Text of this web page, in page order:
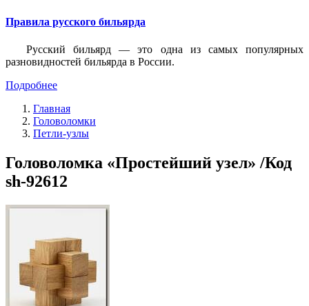
Правила русского бильярда
Русский бильярд — это одна из самых популярных
разновидностей бильярда в России.
Подробнее
Главная
Головоломки
Петли-узлы
Головоломка «Простейший узел» /Код
sh-92612